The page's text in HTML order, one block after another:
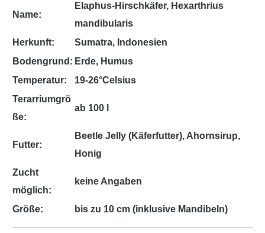
Name:
Elaphus-Hirschkäfer, Hexarthrius
mandibularis
Herkunft:
Sumatra, Indonesien
Bodengrund: Erde, Humus
Temperatur:
19-26°Celsius
Terarriumgrö
ße:
ab 100 l
Futter:
Beetle Jelly (Käferfutter), Ahornsirup,
Honig
Zucht
möglich:
keine Angaben
Größe: bis zu 10 cm (inklusive Mandibeln)